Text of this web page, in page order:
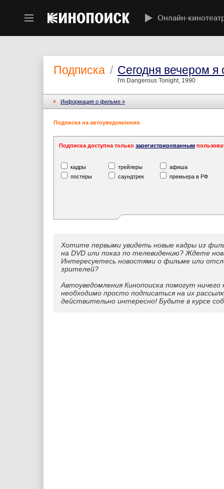
Онлайн-
Подписка / Сегодня вечером я
I'm Dangerous Tonight, 1990
Информация o фильме »
Подписка на автоуведомления
Подписка доступна только зарегистрированным
кадры трейлеры
афиша
постеры
саундтрек премьера в РФ
Хотите первыми увидеть новые кадры из
на DVD или показ по телевидению? Ждете
Интересуетесь новостями о фильме или
зрителей?
Автоуведомления Кинопоиска помогут
необходимо просто подписаться на их
действительно интересно! Будьте в курсе